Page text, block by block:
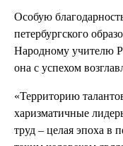
Особую
петербургского
Народному учителю
она с успехом
«Территорию
харизматичные
труд – целая эпоха в